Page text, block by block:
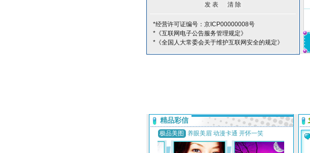
*经营许可证编号：京ICP00000008号
*《互联网电子公告服务管理规定》
*《全国人大常委会关于维护互联网安全的规定》